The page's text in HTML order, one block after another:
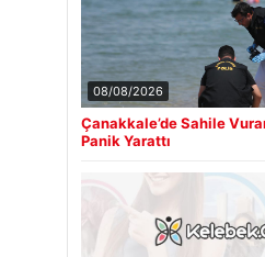
08/08/2026
Çanakkale’de Sahile
Panik Yarattı